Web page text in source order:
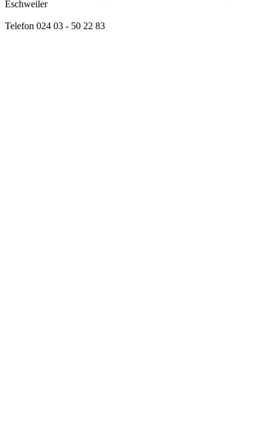
Eschweiler
Telefon 024 03 - 50 22 83